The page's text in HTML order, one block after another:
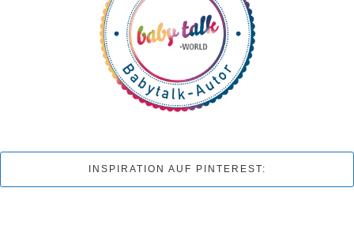
INSPIRATION AUF PINTEREST: